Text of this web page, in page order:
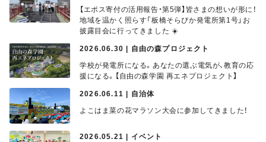
【エポス寄付の活用報告・第5弾】皆さまの想いが形に！
地域を温かく照らす「板橋そらぴか発電所第1号」お
披露目会に行ってきました ☀️
2026.06.30 | 自由の森プロジェクト
学校が発電所になる。あなたの選ぶ電気が、教育の応
援になる。【自由の森学園 再エネプロジェクト】
2026.06.11 | 自治体
よこはま菜の花マラソン大会に参加してきました！
2026.05.21 | イベント